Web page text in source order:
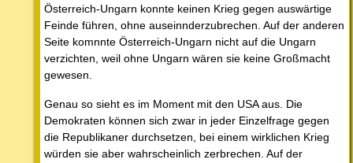
Österreich-Ungarn konnte keinen Krieg gegen auswärtige
Feinde führen, ohne auseinnderzubrechen. Auf der anderen
Seite komnnte Österreich-Ungarn nicht auf die Ungarn
verzichten, weil ohne Ungarn wären sie keine Großmacht
gewesen.
Genau so sieht es im Moment mit den USA aus. Die
Demokraten können sich zwar in jeder Einzelfrage gegen
die Republikaner durchsetzen, bei einem wirklichen Krieg
würden sie aber wahrscheinlich zerbrechen. Auf der